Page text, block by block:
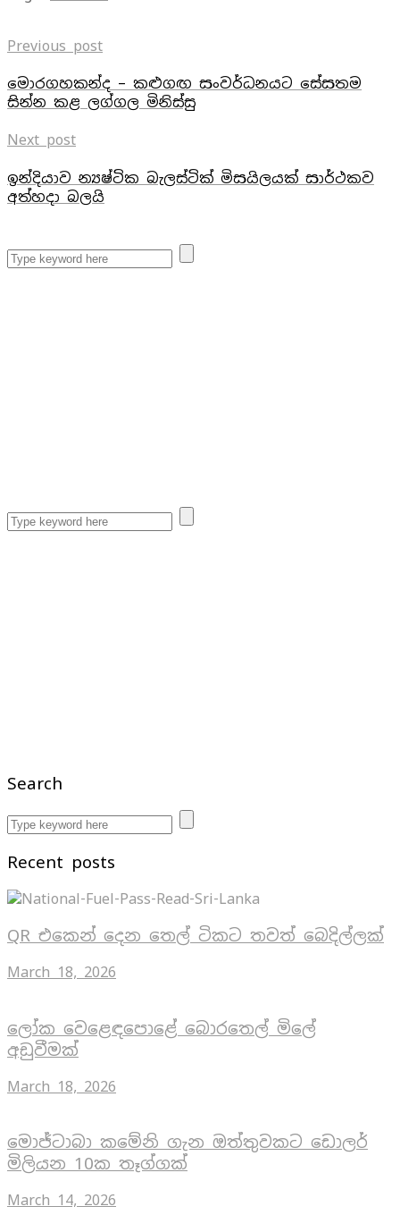
Previous post
මොරගහකන්ද – කළුගඟ සංවර්ධනයට සේසතම
සින්න කළ ලග්ගල මිනිස්සු
Next post
ඉන්දියාව න්‍යෂ්ටික බැලස්ටික් මිසයිලයක් සාර්ථකව
අත්හදා බලයි
Search
Recent posts
QR එකෙන් දෙන තෙල් ටිකට තවත් බෙදිල්ලක්
March 18, 2026
ලෝක වෙළෙඳපොළේ බොරතෙල් මිලේ
අඩුවීමක්
March 18, 2026
මොජ්ටාබා කමේනි ගැන ඔත්තුවකට ඩොලර්
මිලියන 10ක තෑග්ගක්
March 14, 2026